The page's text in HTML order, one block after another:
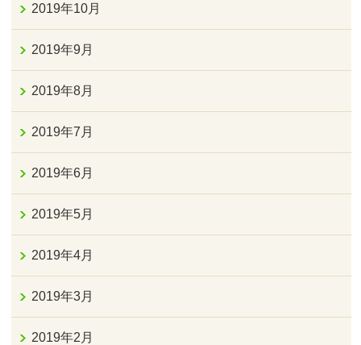
2019年10月
2019年9月
2019年8月
2019年7月
2019年6月
2019年5月
2019年4月
2019年3月
2019年2月